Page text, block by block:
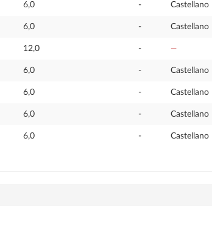
6,0 - Castellano
6,0 - Castellano
12,0 - —
6,0 - Castellano
6,0 - Castellano
6,0 - Castellano
6,0 - Castellano